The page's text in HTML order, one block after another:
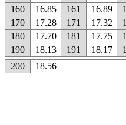
160
16.85 161 16.89
170
17.28 171 17.32
180
17.70 181 17.75
190
18.13 191 18.17
200
18.56